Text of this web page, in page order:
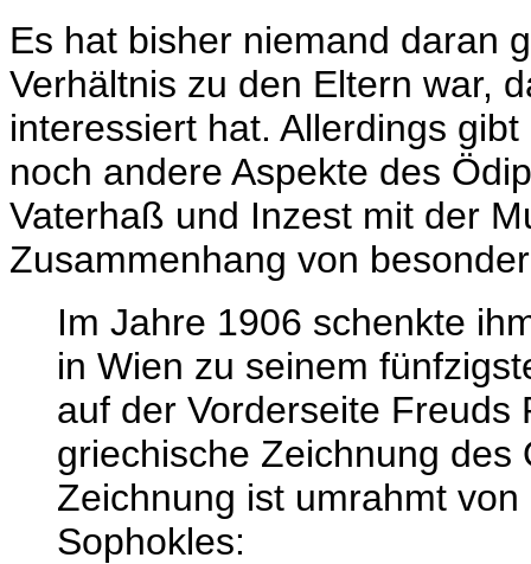
Es hat bisher niemand daran
Verhältnis zu den Eltern war,
interessiert hat. Allerdings
noch andere Aspekte des
Vaterhaß und Inzest mit der
Zusammenhang von
Im Jahre 1906 schenkte
in Wien zu seinem
auf der Vorderseite Freuds
griechische Zeichnung des
Zeichnung ist umrahmt
Sophokles: